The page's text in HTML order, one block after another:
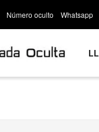
Número oculto Whatsapp